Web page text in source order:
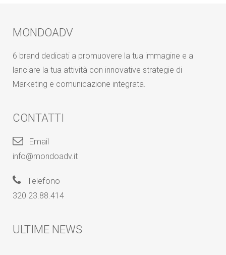
MONDOADV
6 brand dedicati a promuovere la tua immagine e a
lanciare la tua attività con innovative strategie di
Marketing e comunicazione integrata.
CONTATTI
Email
info@mondoadv.it
Telefono
320 23.88.414
ULTIME NEWS